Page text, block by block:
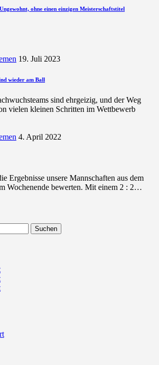
ohne einen einzigen Meisterschaftstitel
19. Juli 2023
wieder am Ball
sind ehrgeizig, und der Weg
vielen kleinen Schritten im Wettbewerb
4. April 2022
Ergebnisse unsere Mannschaften aus dem
Wochenende bewerten. Mit einem 2 : 2…